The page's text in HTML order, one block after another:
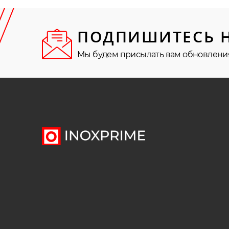
ПОДПИШИТЕСЬ
Мы будем присылать вам